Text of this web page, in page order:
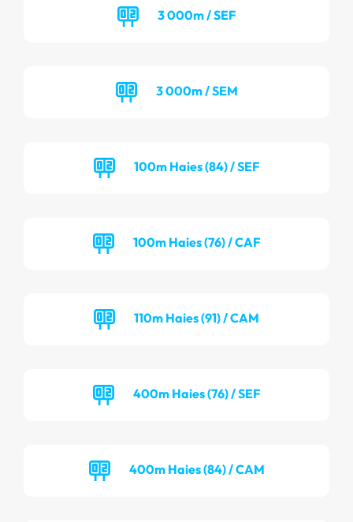
3 000m / SEF
3 000m / SEM
100m Haies (84) / SEF
100m Haies (76) / CAF
110m Haies (91) / CAM
400m Haies (76) / SEF
400m Haies (84) / CAM